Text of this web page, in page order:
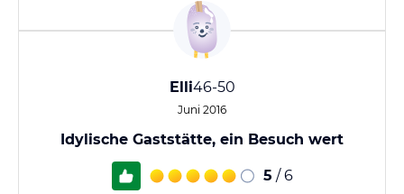
Elli46-50
Juni 2016
Idylische Gaststätte, ein Besuch wert
5 / 6